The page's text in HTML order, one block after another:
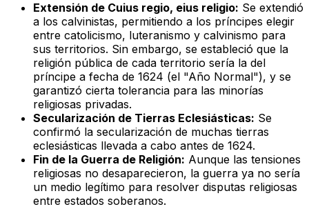
Extensión de Cuius regio, eius religio: Se extendió
a los calvinistas, permitiendo a los príncipes elegir
entre catolicismo, luteranismo y calvinismo para
sus territorios. Sin embargo, se estableció que la
religión pública de cada territorio sería la del
príncipe a fecha de 1624 (el "Año Normal"), y se
garantizó cierta tolerancia para las minorías
religiosas privadas.
Secularización de Tierras Eclesiásticas: Se
confirmó la secularización de muchas tierras
eclesiásticas llevada a cabo antes de 1624.
Fin de la Guerra de Religión: Aunque las tensiones
religiosas no desaparecieron, la guerra ya no sería
un medio legítimo para resolver disputas religiosas
entre estados soberanos.